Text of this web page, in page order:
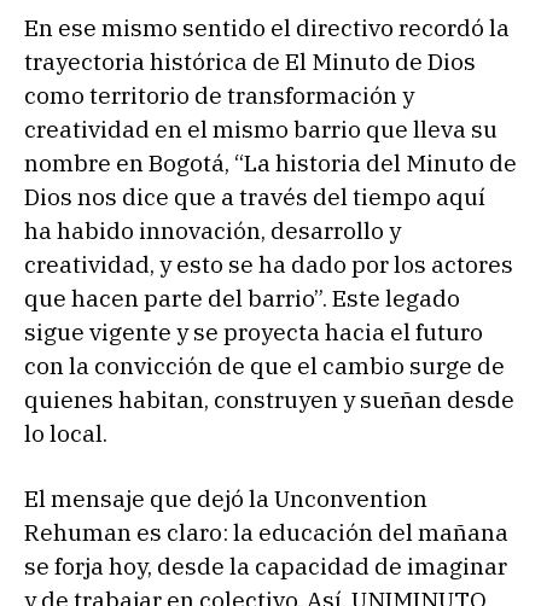
En ese mismo sentido el directivo recordó la
trayectoria histórica de El Minuto de Dios
como territorio de transformación y
creatividad en el mismo barrio que lleva su
nombre en Bogotá, “La historia del Minuto de
Dios nos dice que a través del tiempo aquí
ha habido innovación, desarrollo y
creatividad, y esto se ha dado por los actores
que hacen parte del barrio”. Este legado
sigue vigente y se proyecta hacia el futuro
con la convicción de que el cambio surge de
quienes habitan, construyen y sueñan desde
lo local.
El mensaje que dejó la Unconvention
Rehuman es claro: la educación del mañana
se forja hoy, desde la capacidad de imaginar
y de trabajar en colectivo. Así, UNIMINUTO